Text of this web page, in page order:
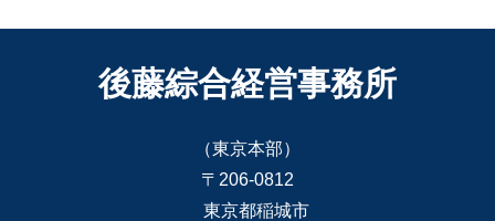
後藤綜合経営事務所
（東京本部）
〒206-0812
東京都稲城市